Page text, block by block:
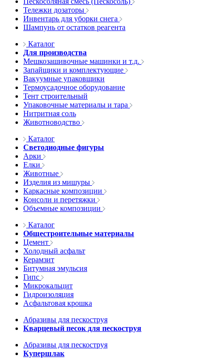
Тележки дозаторы
Инвентарь для уборки снега
Шампунь от остатков реагента
Каталог
Для производства
Мешкозашивочные машинки и т.д.
Запайщики и комплектующие
Вакуумные упаковщики
Термоусадочное оборудование
Тент строительный
Упаковочные материалы и тара
Нитритная соль
Животноводство
Каталог
Светодиодные фигуры
Арки
Елки
Животные
Изделия из мишуры
Каркасные композиции
Консоли и перетяжки
Объемные композиции
Каталог
Общестроительные материалы
Цемент
Холодный асфальт
Керамзит
Битумная эмульсия
Гипс
Микрокальцит
Гидроизоляция
Асфальтовая крошка
Абразивы для пескоструя
Кварцевый песок для пескоструя
Абразивы для пескоструя
Купершлак